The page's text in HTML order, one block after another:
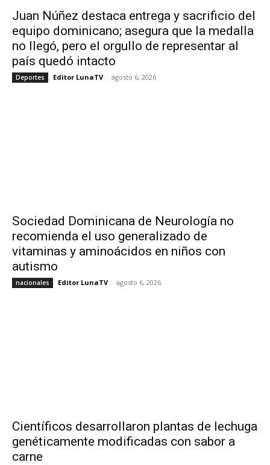
Juan Núñez destaca entrega y sacrificio del
equipo dominicano; asegura que la medalla
no llegó, pero el orgullo de representar al
país quedó intacto
Deportes Editor LunaTV - agosto 6, 2026
Sociedad Dominicana de Neurología no
recomienda el uso generalizado de
vitaminas y aminoácidos en niños con
autismo
nacionales Editor LunaTV - agosto 6, 2026
Científicos desarrollaron plantas de lechuga
genéticamente modificadas con sabor a
carne